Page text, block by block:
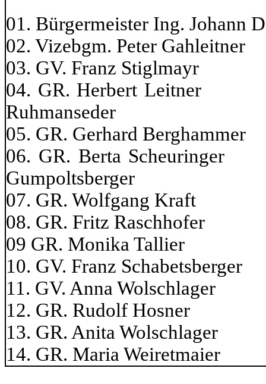
01. Bürgermeister Ing. Johann
02. Vizebgm. Peter
03. GV. Franz
04. GR. Herbert
Ruhmanseder
05. GR. Gerhard
06. GR. Berta
Gumpoltsberger
07. GR. Wolfgang
08. GR. Fritz
09 GR. Monika
10. GV. Franz
11. GV. Anna
12. GR. Rudolf
13. GR. Anita
14. GR. Maria